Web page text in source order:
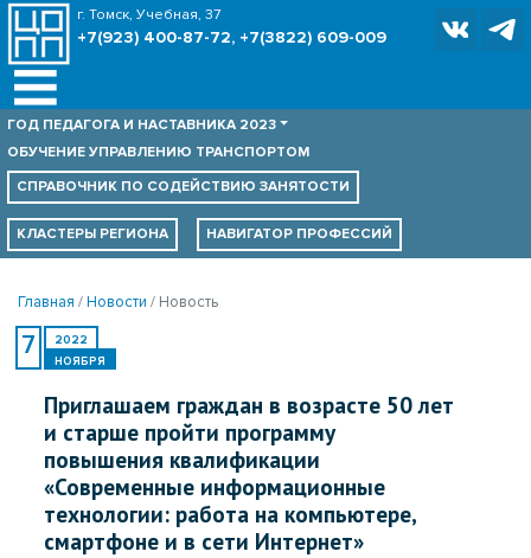
г. Томск, Учебная, 37
+7(923) 400-87-72, +7(3822) 609-009
ГОД ПЕДАГОГА И НАСТАВНИКА 2023
ОБУЧЕНИЕ УПРАВЛЕНИЮ ТРАНСПОРТОМ
СПРАВОЧНИК ПО СОДЕЙСТВИЮ ЗАНЯТОСТИ
КЛАСТЕРЫ РЕГИОНА НАВИГАТОР ПРОФЕССИЙ
Главная Новости Новость
7 2022
НОЯБРЯ
Приглашаем граждан в возрасте 50 лет
и старше пройти программу
повышения квалификации
«Современные информационные
технологии: работа на компьютере,
смартфоне и в сети Интернет»